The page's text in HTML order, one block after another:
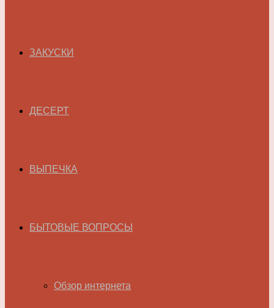
ЗАКУСКИ
ДЕСЕРТ
ВЫПЕЧКА
БЫТОВЫЕ ВОПРОСЫ
Обзор интернета